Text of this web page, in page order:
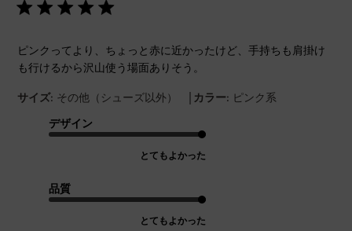
ピンクってより、ちょっと赤に近かったけど、手持ちも肩掛け
も行けるから沢山使う場面ありそう。
サイズ: その他（シューズ以外） | カラー: ピンク系
デザイン
とてもよかった
品質
とてもよかった